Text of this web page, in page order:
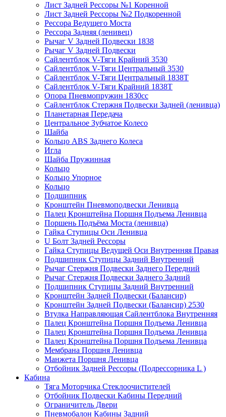
Лист Задней Рессоры №1 Коренной
Лист Задней Рессоры №2 Подкоренной
Рессора Ведущего Моста
Рессора Задняя (ленивец)
Рычаг V Задней Подвески 1838
Рычаг V Задней Подвески
Сайлентблок V-Тяги Крайний 3530
Сайлентблок V-Тяги Центральный 3530
Сайлентблок V-Тяги Центральный 1838Т
Сайлентблок V-Тяги Крайний 1838Т
Опора Пневмопружин 1830сс
Сайлентблок Стержня Подвески Задней (ленивца)
Планетарная Передача
Центральное Зубчатое Колесо
Шайба
Кольцо ABS Заднего Колеса
Игла
Шайба Пружинная
Кольцо
Кольцо Упорное
Кольцо
Подшипник
Кронштейн Пневмоподвески Ленивца
Палец Кронштейна Поршня Подъема Ленивца
Поршень Подъёма Моста (ленивца)
Гайка Ступицы Оси Ленивца
U Болт Задней Рессоры
Гайка Ступицы Ведущей Оси Внутренняя Правая
Подшипник Ступицы Задний Внутренний
Рычаг Стержня Подвески Заднего Передний
Рычаг Стержня Подвески Заднего Задний
Подшипник Ступицы Задний Внутренний
Кронштейн Задней Подвески (Балансир)
Кронштейн Задней Подвески (Балансир) 2530
Втулка Направляющая Сайлентблока Внутренняя
Палец Кронштейна Поршня Подъема Ленивца
Палец Кронштейна Поршня Подъема Ленивца
Палец Кронштейна Поршня Подъема Ленивца
Мембрана Поршня Ленивца
Манжета Поршня Ленивца
Отбойник Задней Рессоры (Подрессорника L )
Кабина
Тяга Моторчика Стеклоочистителей
Отбойник Подвески Кабины Передний
Ограничитель Двери
Пневмобалон Кабины Задний